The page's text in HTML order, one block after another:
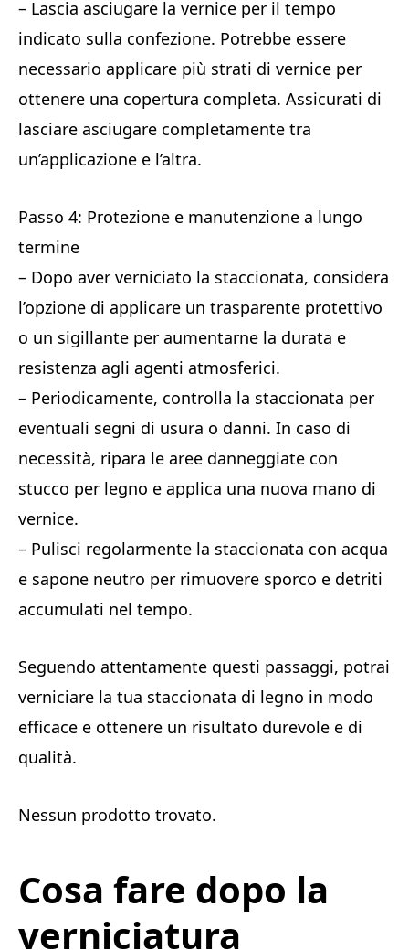
– Lascia asciugare la vernice per il tempo
indicato sulla confezione. Potrebbe essere
necessario applicare più strati di vernice per
ottenere una copertura completa. Assicurati di
lasciare asciugare completamente tra
un’applicazione e l’altra.
Passo 4: Protezione e manutenzione a lungo
termine
– Dopo aver verniciato la staccionata, considera
l’opzione di applicare un trasparente protettivo
o un sigillante per aumentarne la durata e
resistenza agli agenti atmosferici.
– Periodicamente, controlla la staccionata per
eventuali segni di usura o danni. In caso di
necessità, ripara le aree danneggiate con
stucco per legno e applica una nuova mano di
vernice.
– Pulisci regolarmente la staccionata con acqua
e sapone neutro per rimuovere sporco e detriti
accumulati nel tempo.
Seguendo attentamente questi passaggi, potrai
verniciare la tua staccionata di legno in modo
efficace e ottenere un risultato durevole e di
qualità.
Nessun prodotto trovato.
Cosa fare dopo la
verniciatura